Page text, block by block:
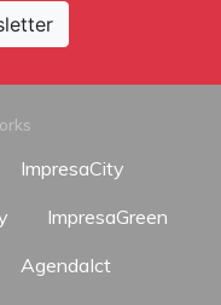
ImpresaCity
ImpresaGreen
AgendaIct